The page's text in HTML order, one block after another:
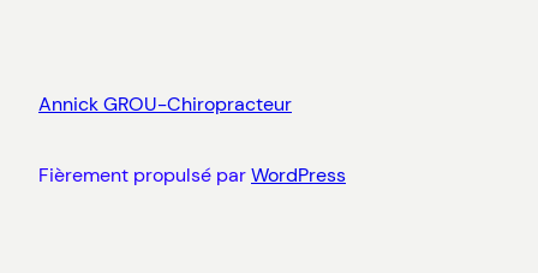
Annick GROU-Chiropracteur
Fièrement propulsé parWordPress